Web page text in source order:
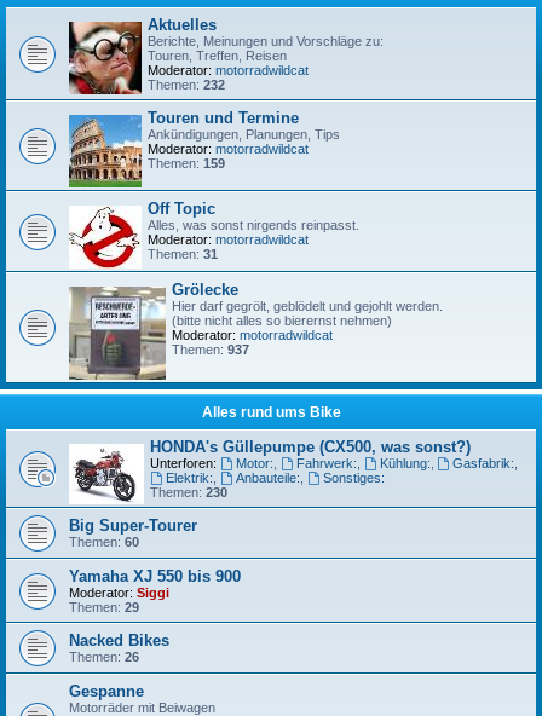
Aktuelles
Berichte, Meinungen und Vorschläge zu:
Touren, Treffen, Reisen
Moderator: motorradwildcat
Themen: 232
Touren und Termine
Ankündigungen, Planungen, Tips
Moderator: motorradwildcat
Themen: 159
Off Topic
Alles, was sonst nirgends reinpasst.
Moderator: motorradwildcat
Themen: 31
Grölecke
Hier darf gegrölt, geblödelt und gejohlt werden.
(bitte nicht alles so bierernst nehmen)
Moderator: motorradwildcat
Themen: 937
Alles rund ums Bike
HONDA's Güllepumpe (CX500, was sonst?)
Unterforen: Motor: Fahrwerk: Kühlung: Gasfabrik:
Elektrik:
Anbauteile:
Sonstiges:
Themen: 230
Big Super-Tourer
Themen: 60
Yamaha XJ 550 bis 900
Moderator: Siggi
Themen: 29
Nacked Bikes
Themen: 26
Gespanne
Motorräder mit Beiwagen